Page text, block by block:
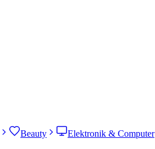
Beauty Elektronik & Computer